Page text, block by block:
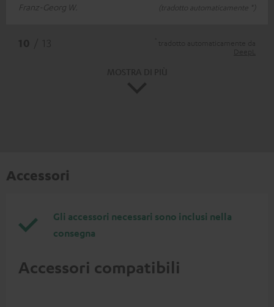
Franz-Georg W.
(tradotto automaticamente *)
Accessori
Gli accessori necessari sono inclusi nella
consegna
Accessori compatibili